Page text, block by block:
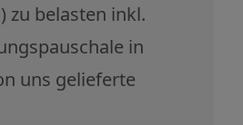
zu belasten inkl.
in
uns gelieferte